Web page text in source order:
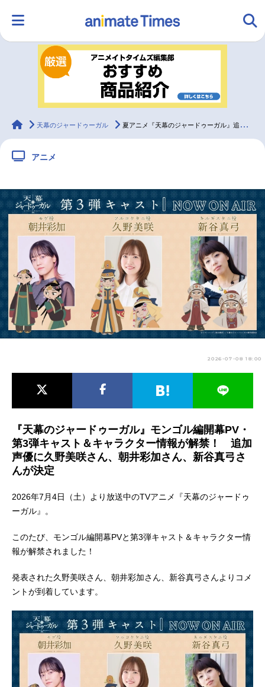
ランキング アニメ
ラジオ
2.5次元 配信・Vtuber トレンド 無料マンガ
最新記事一覧
アニメ記事一覧 声優記事一覧
アニメ映画一覧 実写化映画一覧
今期アニメ曜日別一覧
春アニメ 夏アニメ
男性声優/女性声優一覧
animateTimes
天幕のジャードゥーガル 夏アニメ『天幕のジャードゥーガル』追加声優に久野美咲ら｜モンゴル編開幕PV解禁
アニメ
2026-07-08 18:00
『天幕のジャードゥーガル』モンゴル編開幕PV・
第3弾キャスト＆キャラクター情報が解禁！ 追加
声優に久野美咲さん、朝井彩加さん、新谷真弓さ
んが決定
2026年7月4日（土）より放送中のTVアニメ『天幕のジャードゥ
ーガル』。
このたび、モンゴル編開幕PVと第3弾キャスト＆キャラクター情
報が解禁されました！
発表された久野美咲さん、朝井彩加さん、新谷真弓さんよりコメ
ントが到着しています。